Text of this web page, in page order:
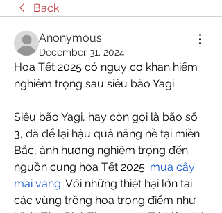
Back
Anonymous
December 31, 2024
Hoa Tết 2025 có nguy cơ khan hiếm
nghiêm trọng sau siêu bão Yagi
Siêu bão Yagi, hay còn gọi là bão số
3, đã để lại hậu quả nặng nề tại miền
Bắc, ảnh hưởng nghiêm trọng đến
nguồn cung hoa Tết 2025. mua cây
mai vàng. Với những thiệt hại lớn tại
các vùng trồng hoa trọng điểm như